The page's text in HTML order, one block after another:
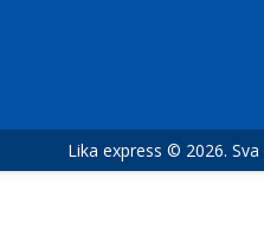
Lika express © 2026.